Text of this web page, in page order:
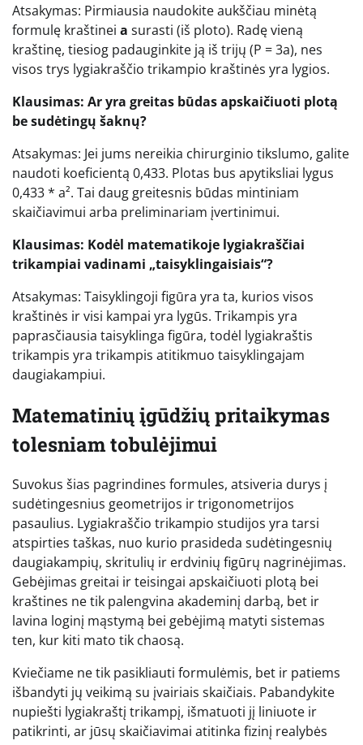
Atsakymas: Pirmiausia naudokite aukščiau minėtą
formulę kraštinei a surasti (iš ploto). Radę vieną
kraštinę, tiesiog padauginkite ją iš trijų (P = 3a), nes
visos trys lygiakraščio trikampio kraštinės yra lygios.
Klausimas: Ar yra greitas būdas apskaičiuoti plotą
be sudėtingų šaknų?
Atsakymas: Jei jums nereikia chirurginio tikslumo, galite
naudoti koeficientą 0,433. Plotas bus apytiksliai lygus
0,433 * a². Tai daug greitesnis būdas mintiniam
skaičiavimui arba preliminariam įvertinimui.
Klausimas: Kodėl matematikoje lygiakraščiai
trikampiai vadinami „taisyklingaisiais“?
Atsakymas: Taisyklingoji figūra yra ta, kurios visos
kraštinės ir visi kampai yra lygūs. Trikampis yra
paprasčiausia taisyklinga figūra, todėl lygiakraštis
trikampis yra trikampis atitikmuo taisyklingajam
daugiakampiui.
Matematinių įgūdžių pritaikymas
tolesniam tobulėjimui
Suvokus šias pagrindines formules, atsiveria durys į
sudėtingesnius geometrijos ir trigonometrijos
pasaulius. Lygiakraščio trikampio studijos yra tarsi
atspirties taškas, nuo kurio prasideda sudėtingesnių
daugiakampių, skritulių ir erdvinių figūrų nagrinėjimas.
Gebėjimas greitai ir teisingai apskaičiuoti plotą bei
kraštines ne tik palengvina akademinį darbą, bet ir
lavina loginį mąstymą bei gebėjimą matyti sistemas
ten, kur kiti mato tik chaosą.
Kviečiame ne tik pasikliauti formulėmis, bet ir patiems
išbandyti jų veikimą su įvairiais skaičiais. Pabandykite
nupiešti lygiakraštį trikampį, išmatuoti jį liniuote ir
patikrinti, ar jūsų skaičiavimai atitinka fizinį realybės